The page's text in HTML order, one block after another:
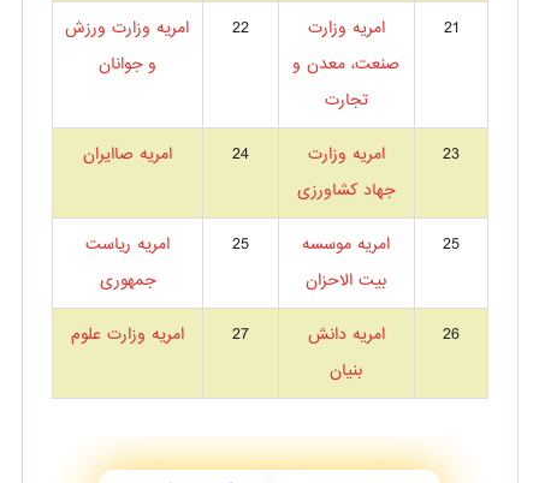
21
امریه وزارت
صنعت، معدن و
تجارت
22
امریه وزارت ورزش
و جوانان
23
امریه وزارت
جهاد کشاورزی
24 امریه صاایران
25
امریه موسسه
بیت الاحزان
25
امریه ریاست
جمهوری
26
امریه دانش
بنیان
27 امریه وزارت علوم